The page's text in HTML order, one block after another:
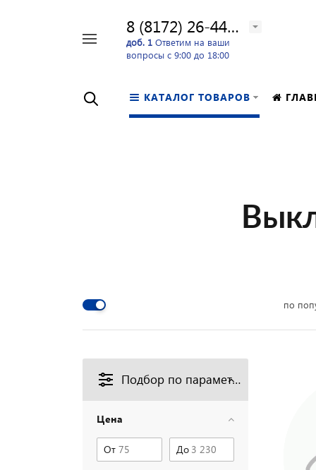
8 (8172) 26-44-24
доб. 1 Ответим на ваши
вопросы с 9:00 до 18:00
КАТАЛОГ ТОВАРОВ
по
Подбор по параметрам
Цена
От До